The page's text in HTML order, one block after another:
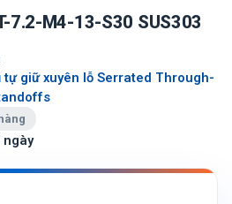
7.2-M4-13-S30 SUS303
tự giữ xuyên lỗ Serrated Through-
ngày